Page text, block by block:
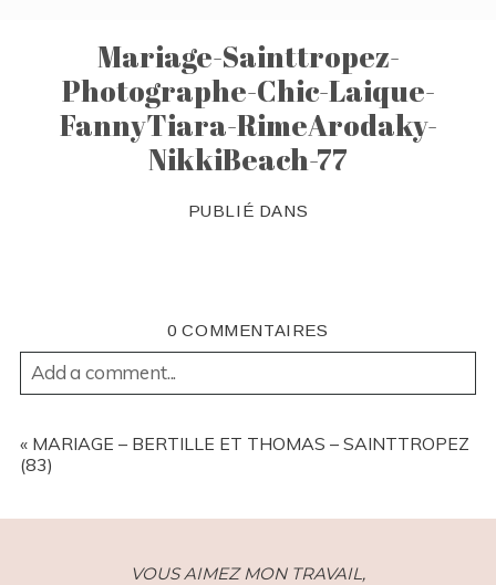
Mariage-Sainttropez-
Photographe-Chic-Laique-
FannyTiara-RimeArodaky-
NikkiBeach-77
PUBLIÉ DANS
0 COMMENTAIRES
Add a comment...
REQUIRED FIELDS ARE MARKED *
« MARIAGE – BERTILLE ET THOMAS – SAINTTROPEZ
(83)
VOUS AIMEZ MON TRAVAIL,